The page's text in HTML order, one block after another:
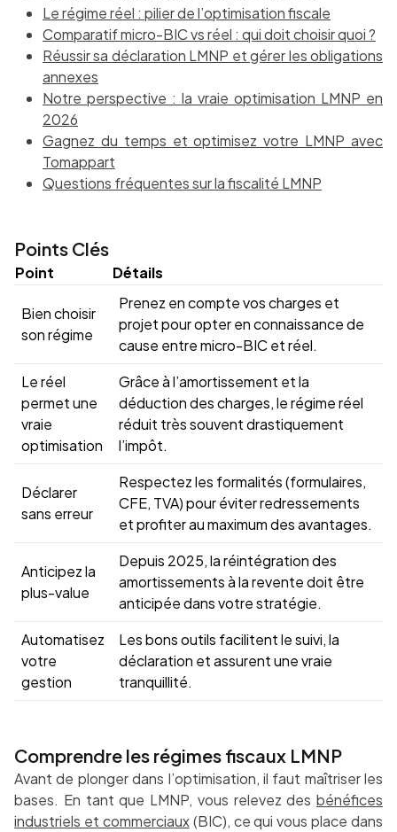
Le régime réel : pilier de l’optimisation fiscale
Comparatif micro-BIC vs réel : qui doit choisir quoi ?
Réussir sa déclaration LMNP et gérer les obligations
annexes
Notre perspective : la vraie optimisation LMNP en
2026
Gagnez du temps et optimisez votre LMNP avec
Tomappart
Questions fréquentes sur la fiscalité LMNP
Points Clés
Point Détails
Bien choisir
son régime
Prenez en compte vos charges et
projet pour opter en connaissance de
cause entre micro-BIC et réel.
Le réel
permet une
vraie
optimisation
Grâce à l’amortissement et la
déduction des charges, le régime réel
réduit très souvent drastiquement
l’impôt.
Déclarer
sans erreur
Respectez les formalités (formulaires,
CFE, TVA) pour éviter redressements
et profiter au maximum des avantages.
Anticipez la
plus-value
Depuis 2025, la réintégration des
amortissements à la revente doit être
anticipée dans votre stratégie.
Automatisez
votre
gestion
Les bons outils facilitent le suivi, la
déclaration et assurent une vraie
tranquillité.
Comprendre les régimes fiscaux LMNP
Avant de plonger dans l’optimisation, il faut maîtriser les
bases. En tant que LMNP, vous relevez des bénéfices
industriels et commerciaux(BIC), ce qui vous place dans